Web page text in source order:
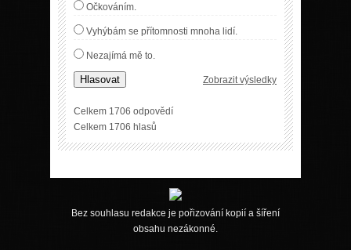
Očkováním.
Vyhýbám se přítomnosti mnoha lidí.
Nezajímá mě to.
Hlasovat Zobrazit výsledky
Celkem 1706 odpovědí
Celkem 1706 hlasů
Bez souhlasu redakce je pořizování kopií a šíření
obsahu nezákonné.